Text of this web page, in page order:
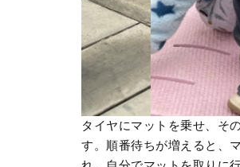
タイヤにマットを乗せ、そ
す。順番待ちが増えると、